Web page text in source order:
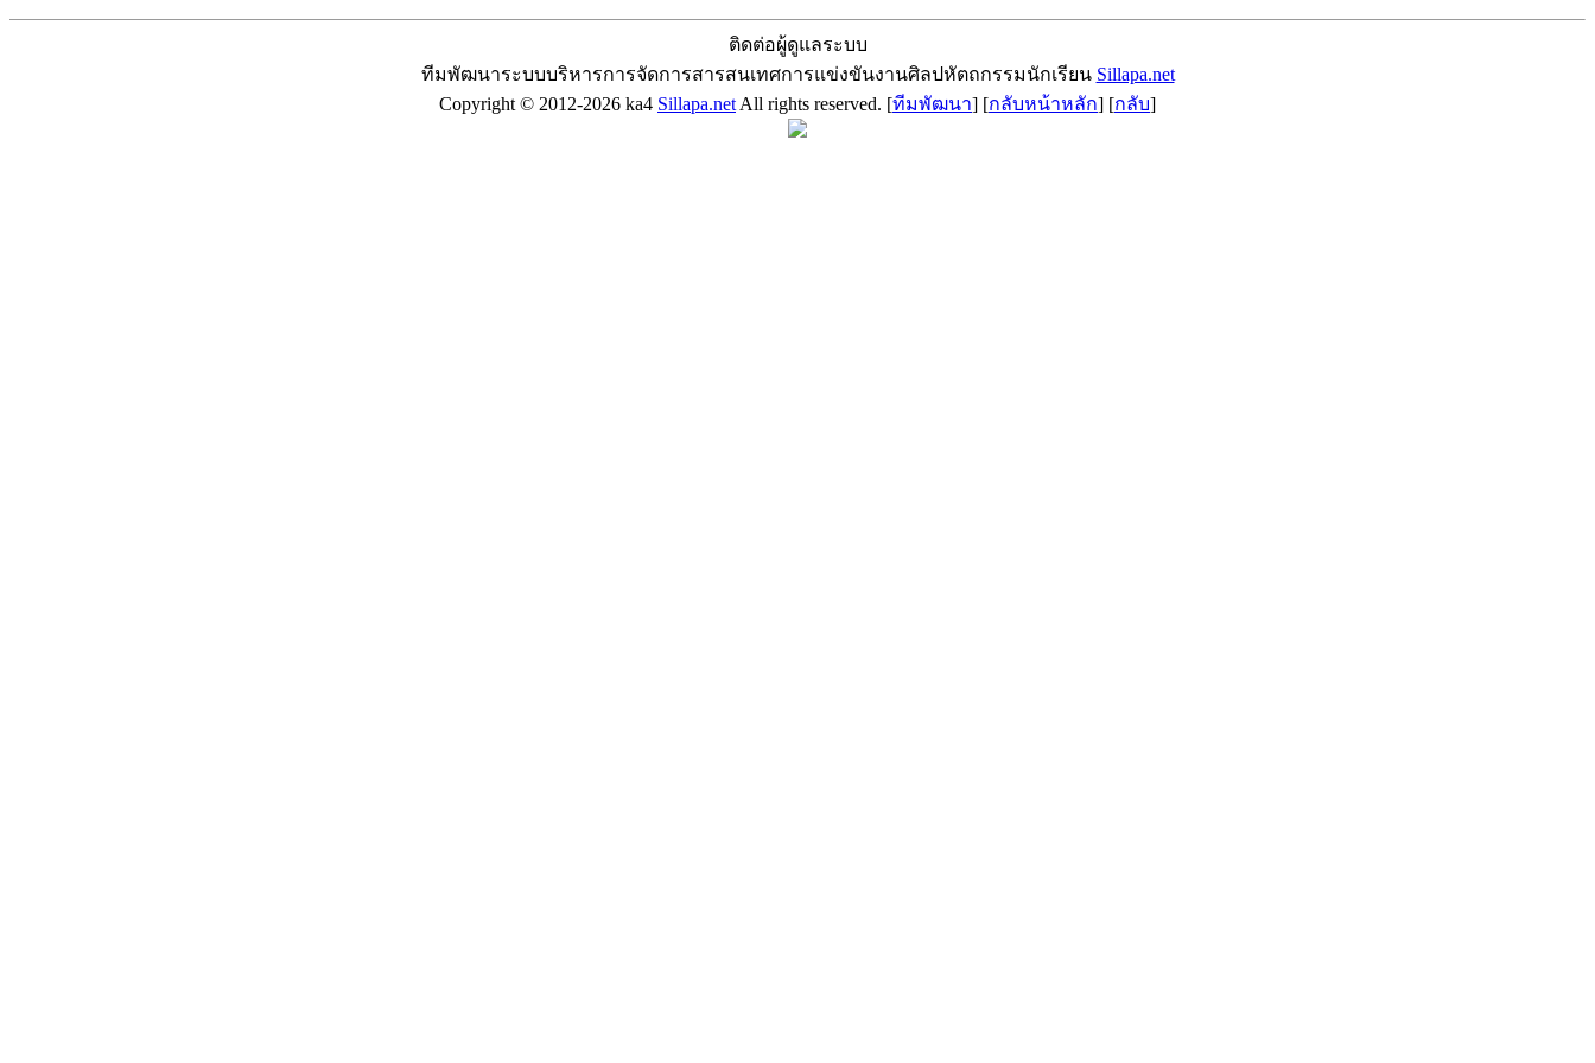
ติดต่อผู้ดูแลระบบ
ทีมพัฒนาระบบบริหารการจัดการสารสนเทศการแข่งขันงานศิลปหัตถกรรมนักเรียน Sillapa.net
Copyright © 2012-2026 ka4 Sillapa.net All rights reserved. [ทีมพัฒนา] [กลับหน้าหลัก] [กลับ]